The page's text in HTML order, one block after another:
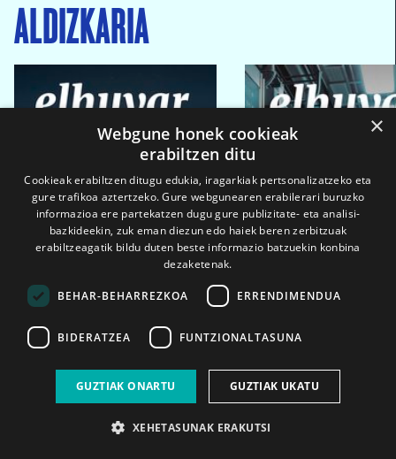
ALDIZKARIA
2026ko eka. 1a 2026ko mar. 1a
×
Webgune honek cookieak
erabiltzen ditu
Cookieak erabiltzen ditugu edukia, iragarkiak pertsonalizatzeko eta
gure trafikoa aztertzeko. Gure webgunearen erabilerari buruzko
informazioa ere partekatzen dugu gure publizitate- eta analisi-
bazkideekin, zuk eman diezun edo haiek beren zerbitzuak
erabiltzeagatik bildu duten beste informazio batzuekin konbina
dezaketenak.
BEHAR-BEHARREZKOA ERRENDIMENDUA
BIDERATZEA FUNTZIONALTASUNA
GUZTIAK ONARTU GUZTIAK UKATU
XEHETASUNAK ERAKUTSI